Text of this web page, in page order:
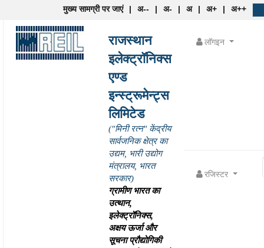
मुख्य सामग्री पर जाएं | अ-- | अ- | अ | अ+ | अ++
राजस्थान
इलेक्ट्रॉनिक्स
एण्ड
इन्स्ट्रूमेन्ट्स
लिमिटेड
("मिनी रत्न" केंद्रीय
सार्वजनिक क्षेत्र का
उद्यम, भारी उद्योग
मंत्रालय, भारत
सरकार)
ग्रामीण भारत का
उत्थान,
इलेक्ट्रॉनिक्स,
अक्षय ऊर्जा और
सूचना प्रौद्योगिकी
लॉगइन
रजिस्टर